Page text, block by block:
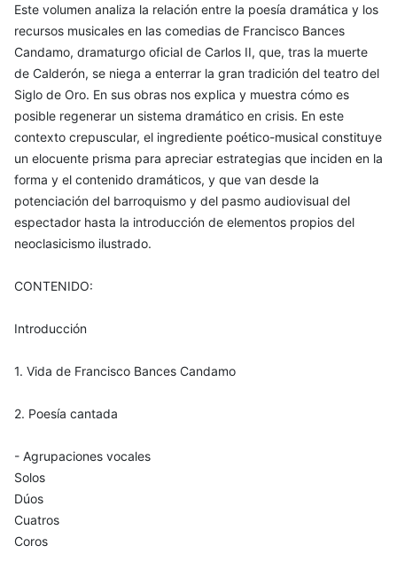
Este volumen analiza la relación entre la poesía dramática y los
recursos musicales en las comedias de Francisco Bances
Candamo, dramaturgo oficial de Carlos II, que, tras la muerte
de Calderón, se niega a enterrar la gran tradición del teatro del
Siglo de Oro. En sus obras nos explica y muestra cómo es
posible regenerar un sistema dramático en crisis. En este
contexto crepuscular, el ingrediente poético-musical constituye
un elocuente prisma para apreciar estrategias que inciden en la
forma y el contenido dramáticos, y que van desde la
potenciación del barroquismo y del pasmo audiovisual del
espectador hasta la introducción de elementos propios del
neoclasicismo ilustrado.
CONTENIDO:
Introducción
1. Vida de Francisco Bances Candamo
2. Poesía cantada
- Agrupaciones vocales
Solos
Dúos
Cuatros
Coros